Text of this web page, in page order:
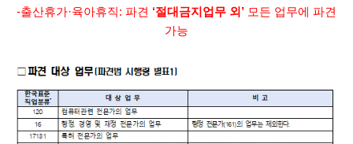
-출산휴가·육아휴직: 파견 ‘절대금지업무 외’ 모든 업무에 파견
가능